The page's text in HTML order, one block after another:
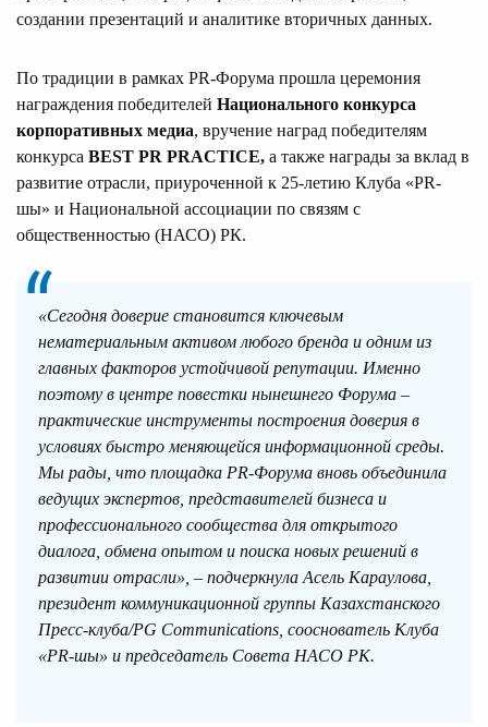
создании презентаций и аналитике вторичных данных.
По традиции в рамках PR-Форума прошла церемония
награждения победителей Национального конкурса
корпоративных медиа, вручение наград победителям
конкурса BEST PR PRACTICE, а также награды за вклад в
развитие отрасли, приуроченной к 25-летию Клуба «PR-
шы» и Национальной ассоциации по связям с
общественностью (НАСО) РК.
«Сегодня доверие становится ключевым
нематериальным активом любого бренда и одним из
главных факторов устойчивой репутации. Именно
поэтому в центре повестки нынешнего Форума –
практические инструменты построения доверия в
условиях быстро меняющейся информационной среды.
Мы рады, что площадка PR-Форума вновь объединила
ведущих экспертов, представителей бизнеса и
профессионального сообщества для открытого
диалога, обмена опытом и поиска новых решений в
развитии отрасли», – подчеркнула Асель Караулова,
президент коммуникационной группы Казахстанского
Пресс-клуба/PG Communications, сооснователь Клуба
«PR-шы» и председатель Совета НАСО РК.